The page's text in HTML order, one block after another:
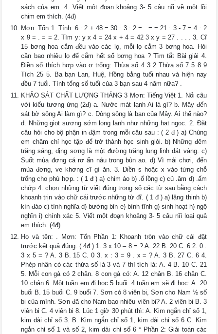
sách của em. 4. Viết một đoạn khoảng 3- 5 câu nĩi về một lồi
chim em thích. (4đ)
Mơn: Tốn 1. Tính: 6 : 2 + 48 = 30 : 3 : 2 = . = = 21 : 3 - 7 = 4 : 2
x 9 = . = = 2. Tìm y: y x 4 = 24 x + 4 = 42 3 x y = 27 . . . . 3. Cĩ
15 bơng hoa cắm đều vào các lọ, mỗi lọ cắm 3 bơng hoa. Hỏi
cần bao nhiêu lọ để cắm hết số bơng hoa ? Tĩm tắt Bài giải 4.
Điền số thích hợp vào ơ trống: Thừa số 4 3 2 Thừa số 7 5 8 9
Tích 25 5. Ba bạn Lan, Huệ, Hồng bằng tuổi nhau và hiện nay
đều 7 tuổi. Tính tổng số tuổi của 3 bạn sau 4 năm nữa? .
KHẢO SÁT CHẤT LƯỢNG THÁNG 3 Mơn: Tiếng Việt 1. Nối câu
với kiểu tương ứng (2đ) a. Nước mát lạnh Ai là gì? b. Mây đến
sát bờ sông Ai làm gì? c. Dòng sông là bạn của Mây. Ai thế nào?
d. Những giọt sương sớm long lanh như những hạt ngọc. 2. Đặt
câu hỏi cho bộ phận in đậm trong mỗi câu sau : ( 2 đ ) a) Chúng
em chăm chỉ học tập để trở thành học sinh giỏi. b) Những đêm
trăng sáng, dịng sơng là một đường trăng lung linh dát vàng. c)
Suốt mùa đơng cá rơ ẩn náu trong bùn ao. d) Vì mải chơi, đến
mùa đơng, ve khơng cĩ gì ăn. 3. Điền s hoặc x vào từng chỗ
trống cho phù hợp. : ( 1 đ ) a) chim áo b) .ổ lồng c) củ .âm d) .ấm
chớp 4. chọn những từ viết đúng trong số các từ sau bằng cách
khoanh trịn vào chữ cái trước những từ đĩ. ( 1 đ ) a) lặng thinh b)
kín đáo c) tình nghĩa d) bướng bỉn e) bình tĩnh g) sinh hoạt h) ngộ
nghĩn i) chính xác 5. Viết một đoạn khoảng 3- 5 câu nĩi loại quả
em thích. (4đ)
Họ và tên: . Mơn: Tốn Phần 1: Khoanh tròn vào chữ cái đặt
trước kết quả đúng: ( 4đ ) 1. 3 x 10 – 8 = ? A. 22 B. 20 C. 6 2. 0 :
3 x 5 = ? A. 3 B. 15 C. 0 3. x : 3 = 9 . x = ? A. 3 B. 27 C. 6 4.
Phép nhân có các thừa số là 3 và 7 thì tích là: A. 4 B. 10 C. 21
5. Mỗi con gà có 2 chân. 8 con gà có: A. 12 chân B. 16 chân C.
10 chân 6. Một tuần em đi học 5 buổi. 4 tuần em sẽ đi học: A. 20
buổi B. 15 buổi C. 9 buổi 7. Sơn có 8 viên bi, Sơn cho Nam ½ số
bi của mình. Sơn đã cho Nam bao nhiêu viên bi? A. 2 viên bi B. 3
viên bi C. 4 viên bi 8. Lúc 1 giờ 30 phút thì: A. Kim ngắn chỉ số 1,
kim dài chỉ số 3. B. Kim ngắn chỉ số 1, kim dài chỉ số 6 C. Kim
ngắn chỉ số 1 và số 2, kim dài chỉ số 6 * Phần 2: Giải toán các